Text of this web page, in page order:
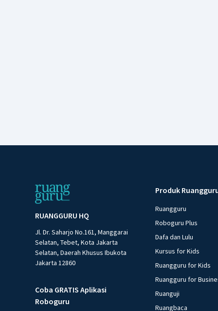
RUANGGURU HQ
Jl. Dr. Saharjo No.161, Manggarai
Selatan, Tebet, Kota Jakarta
Selatan, Daerah Khusus Ibukota
Jakarta 12860
Coba GRATIS Aplikasi
Roboguru
Produk
Ruangguru
Roboguru Plus
Dafa dan Lulu
Kursus for Kids
Ruangguru for Kids
Ruangguru for
Ruanguji
Ruangbaca